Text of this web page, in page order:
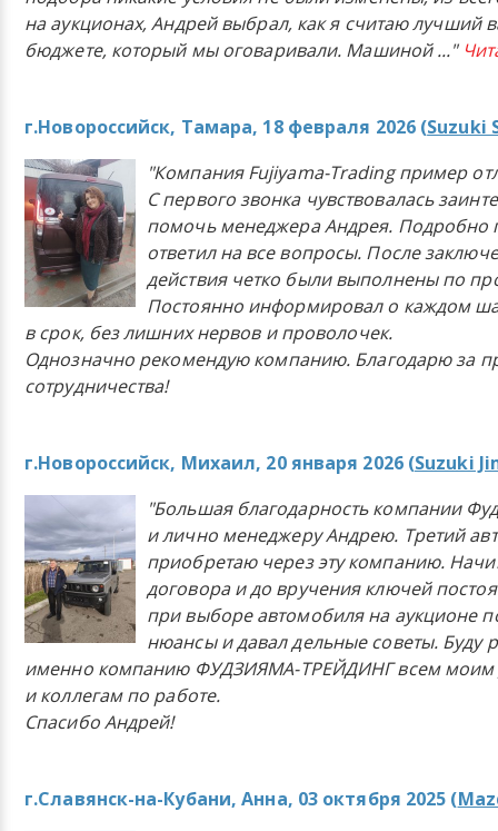
на аукционах, Андрей выбрал, как я считаю лучший
бюджете, который мы оговаривали. Машиной..."
г.Новороссийск, Тамара, 18 февраля 2026 (Suzuki
"Компания Fujiyama-Trading пример
С первого звонка чувствовалась
помочь менеджера Андрея. Подробно
ответил на все вопросы. После
действия четко были выполнены по
Постоянно информировал о каждом
в срок, без лишних нервов и проволочек.
Однозначно рекомендую компанию. Благодарю за
сотрудничества!
г.Новороссийск, Михаил, 20 января 2026 (Suzuki
"Большая благодарность компании
и лично менеджеру Андрею. Третий
приобретаю через эту компанию.
договора и до вручения ключей
при выборе автомобиля на аукционе
нюансы и давал дельные советы. Буду
именно компанию ФУДЗИЯМА-ТРЕЙДИНГ всем моим
и коллегам по работе.
Спасибо Андрей!
г.Славянск-на-Кубани, Анна, 03 октября 2025 (